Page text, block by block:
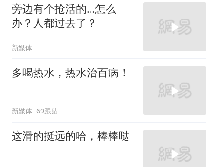
旁边有个抢活的…怎么
办？人都过去了？
新媒体
多喝热水，热水治百病！
新媒体 69跟贴
这滑的挺远的哈，棒棒哒